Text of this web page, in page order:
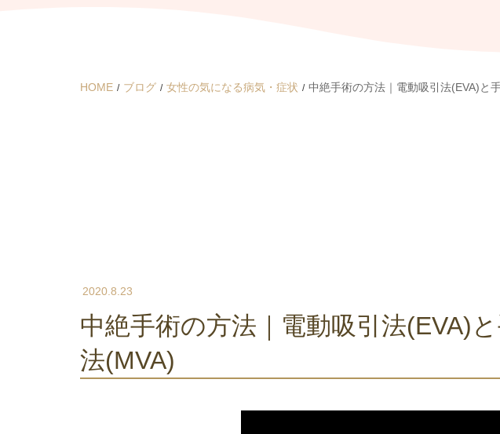
HOME ブログ 女性の気になる病気・症状 中絶手術の方法｜電動吸引法(EVA)と
2020.8.23
中絶手術の方法｜電動吸引法(EVA)と手動真空吸引
法(MVA)